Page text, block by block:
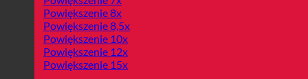
Powiększenie 8x
Powiększenie 8,5x
Powiększenie 10x
Powiększenie 12x
Powiększenie 15x